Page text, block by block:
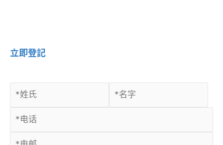
立即登記